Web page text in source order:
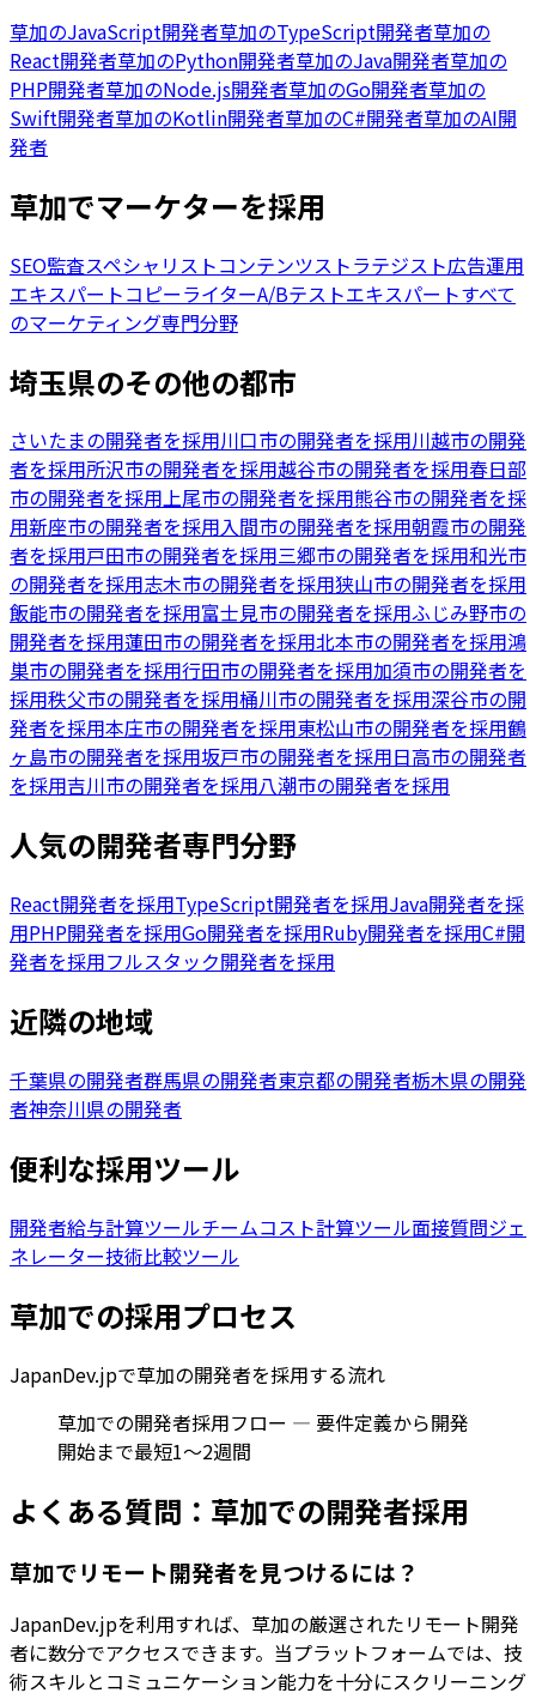
草加のJavaScript開発者草加のTypeScript開発者草加の
React開発者草加のPython開発者草加のJava開発者草加の
PHP開発者草加のNode.js開発者草加のGo開発者草加の
Swift開発者草加のKotlin開発者草加のC#開発者草加のAI開
発者
草加でマーケターを採用
SEO監査スペシャリストコンテンツストラテジスト広告運用
エキスパートコピーライターA/Bテストエキスパートすべて
のマーケティング専門分野
埼玉県のその他の都市
さいたまの開発者を採用川口市の開発者を採用川越市の開発
者を採用所沢市の開発者を採用越谷市の開発者を採用春日部
市の開発者を採用上尾市の開発者を採用熊谷市の開発者を採
用新座市の開発者を採用入間市の開発者を採用朝霞市の開発
者を採用戸田市の開発者を採用三郷市の開発者を採用和光市
の開発者を採用志木市の開発者を採用狭山市の開発者を採用
飯能市の開発者を採用富士見市の開発者を採用ふじみ野市の
開発者を採用蓮田市の開発者を採用北本市の開発者を採用鴻
巣市の開発者を採用行田市の開発者を採用加須市の開発者を
採用秩父市の開発者を採用桶川市の開発者を採用深谷市の開
発者を採用本庄市の開発者を採用東松山市の開発者を採用鶴
ヶ島市の開発者を採用坂戸市の開発者を採用日高市の開発者
を採用吉川市の開発者を採用八潮市の開発者を採用
人気の開発者専門分野
React開発者を採用TypeScript開発者を採用Java開発者を採
用PHP開発者を採用Go開発者を採用Ruby開発者を採用C#開
発者を採用フルスタック開発者を採用
近隣の地域
千葉県の開発者群馬県の開発者東京都の開発者栃木県の開発
者神奈川県の開発者
便利な採用ツール
開発者給与計算ツールチームコスト計算ツール面接質問ジェ
ネレーター技術比較ツール
草加での採用プロセス
JapanDev.jpで草加の開発者を採用する流れ
草加での開発者採用フロー — 要件定義から開発
開始まで最短1〜2週間
よくある質問： 草加での開発者採用
草加でリモート開発者を見つけるには？
JapanDev.jpを利用すれば、草加の厳選されたリモート開発
者に数分でアクセスできます。当プラットフォームでは、技
術スキルとコミュニケーション能力を十分にスクリーニング